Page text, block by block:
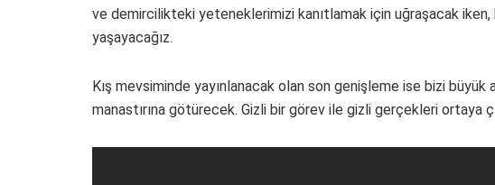
ve demircilikteki yeteneklerimizi kanıtlamak için uğraşacak
yaşayacağız.
Kış mevsiminde yayınlanacak olan son genişleme ise bizi büyük
manastırına götürecek. Gizli bir görev ile gizli gerçekleri ortaya